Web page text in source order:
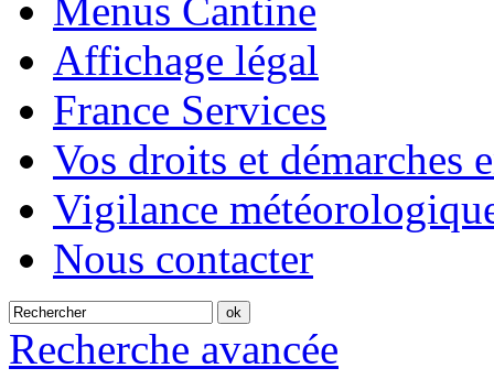
Menus Cantine
Affichage légal
France Services
Vos droits et démarches
Vigilance
Nous contacter
Recherche avancée